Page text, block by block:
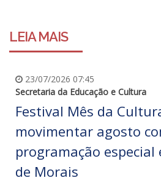
LEIA MAIS
23/07/2026 07:45
Secretaria da Educação e Cultura
Festival Mês da
movimentar agosto
programação especial
de Morais